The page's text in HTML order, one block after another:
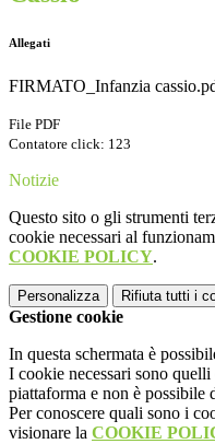
Allegati
FIRMATO_Infanzia
File PDF
Contatore click: 123
Notizie
Questo sito o gli strumenti
cookie necessari al
COOKIE POLICY.
Personalizza Rifiuta tutti i
Gestione cookie
In questa schermata è
I cookie necessari sono
piattaforma e non è possibile
Per conoscere quali sono i
visionare la COOKIE